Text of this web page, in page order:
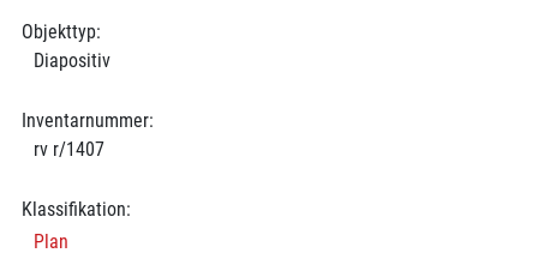
Objekttyp:
Diapositiv
Inventarnummer:
rv r/1407
Klassifikation:
Plan